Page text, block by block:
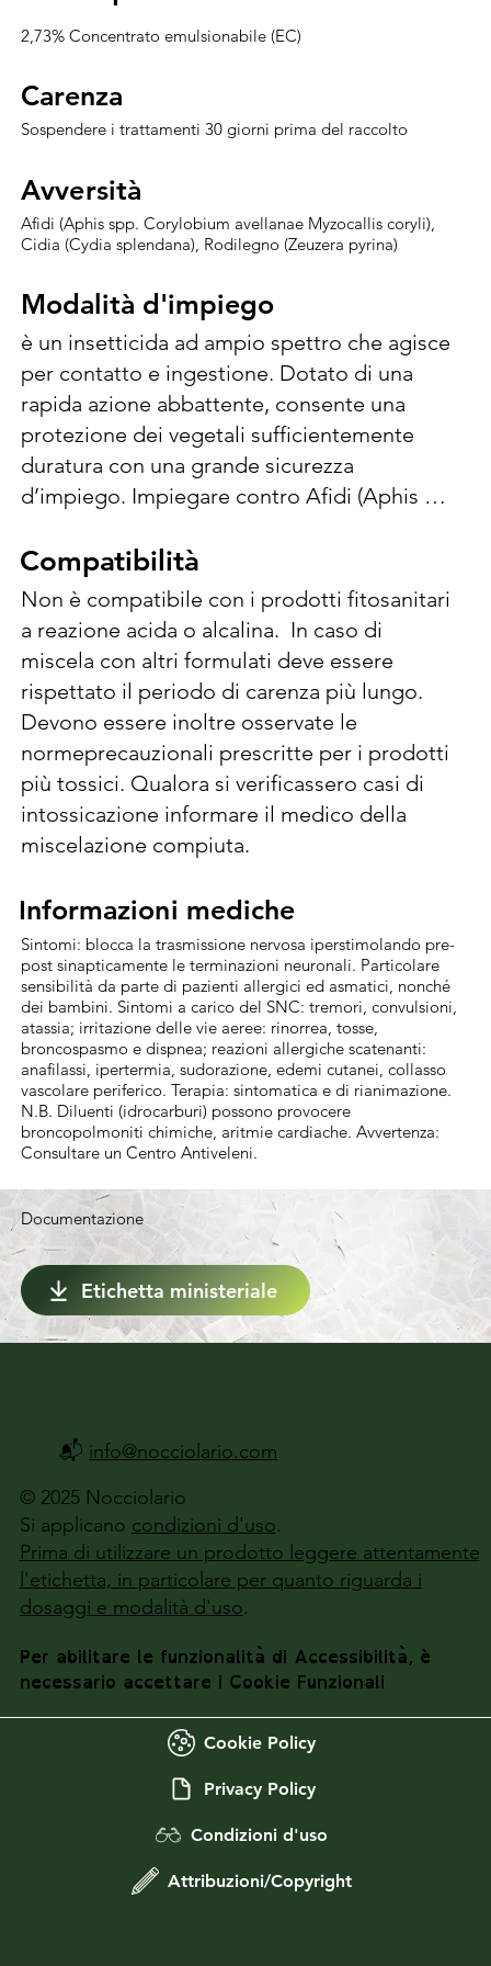
Etichetta ministeriale
Documentazione
2,73% Concentrato emulsionabile (EC)
Carenza
Carenza
Sospendere i trattamenti 30 giorni prima del raccolto
Avversità
Avversità
Afidi (Aphis spp. Corylobium avellanae Myzocallis coryli),
Cidia (Cydia splendana), Rodilegno (Zeuzera pyrina)
Modalità d'impiego
Modalità d'impiego
è un insetticida ad ampio spettro che agisce
per contatto e ingestione. Dotato di una
rapida azione abbattente, consente una
protezione dei vegetali sufficientemente
duratura con una grande sicurezza
d’impiego. Impiegare contro Afidi (Aphis
Cidia (Cydia splendana), Rodilegno (Zeuzera
pyrina), 30-50 ml/hl  (0,3-0,5 l/ha) Max. 3
trattamenti anno (intervalli di 7-14 giorni).
Intervenire alla comparsa del parassita.
Effettuare al massimo 3 applicazioni a
distanza di 14 gg. Diluire la dose indicata in
poca acqua, versare nel serbatoio e portare a
volume, mantenendo in agitazione. Le dosi
riportate si riferiscono a trattamenti a volume
normale. Per trattamenti a volume ridotto,
aumentare la concentrazione in proporzione
alla riduzione del volume di acqua, così da
mantenere la stessa dose di prodotto per
ettaro indicata. Agisce per contatto e
ingestione. Occorre pertanto eseguire un
trattamento molto accurato facendo in
modo che la bagnatura sia il più uniforme
possibile su tutta la vegetazione. In caso di
vegetali di difficile bagnatura si consiglia
l’aggiunta di un bagnante. Per assicurare la
precocemente prima che il parassita penetri
nel vegetale o provochi accartocciamenti
delle foglie.
Compatibilità
Compatibilità
Non è compatibile con i prodotti fitosanitari
a reazione acida o alcalina.  In caso di
miscela con altri formulati deve essere
rispettato il periodo di carenza più lungo.
Devono essere inoltre osservate le
normeprecauzionali prescritte per i prodotti
più tossici. Qualora si verificassero casi di
intossicazione informare il medico della
miscelazione compiuta.
Informazioni mediche
Informazioni mediche
Sintomi: blocca la trasmissione nervosa iperstimolando pre-
post sinapticamente le terminazioni neuronali. Particolare
sensibilità da parte di pazienti allergici ed asmatici, nonché
dei bambini. Sintomi a carico del SNC: tremori, convulsioni,
atassia; irritazione delle vie aeree: rinorrea, tosse,
broncospasmo e dispnea; reazioni allergiche scatenanti:
anafilassi, ipertermia, sudorazione, edemi cutanei, collasso
vascolare periferico. Terapia: sintomatica e di rianimazione.
N.B. Diluenti (idrocarburi) possono provocere
broncopolmoniti chimiche, aritmie cardiache. Avvertenza:
Consultare un Centro Antiveleni.
© 2025 Nocciolario
Si applicano condizioni d'uso.
Prima di utilizzare un prodotto leggere attentamente
l'etichetta, in particolare per quanto riguarda i
dosaggi e modalità d'uso.
Per abilitare le funzionalità di Accessibilità, è
necessario accettare i Cookie Funzionali
Condizioni d'uso
Attribuzioni/Copyright
Privacy Policy
Cookie Policy
📬 info@nocciolario.com